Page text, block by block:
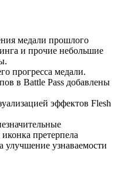
медали прошлого
и прочие небольшие
прогресса медали.
в Battle Pass добавлены
эффектов Flesh
претерпела
улучшение узнаваемости